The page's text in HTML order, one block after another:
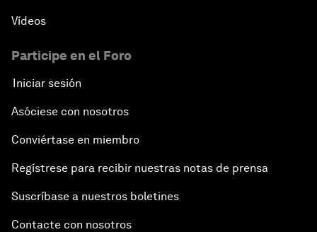
Vídeos
Participe en el Foro
Iniciar sesión
Asóciese con nosotros
Conviértase en miembro
Regístrese para recibir nuestras notas de prensa
Suscríbase a nuestros boletines
Contacte con nosotros